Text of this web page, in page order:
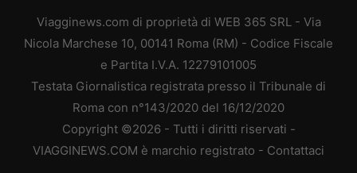
Viagginews.com di proprietà di WEB 365 SRL - Via
Nicola Marchese 10, 00141 Roma (RM) - Codice Fiscale
e Partita I.V.A. 12279101005
Testata Giornalistica registrata presso il Tribunale di
Roma con n°143/2020 del 16/12/2020
Copyright ©2026 - Tutti i diritti riservati -
VIAGGINEWS.COM è marchio registrato - Contattaci